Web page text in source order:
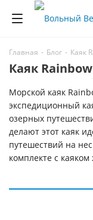
Главная - Блог - Каяк
Каяк
Морской каяк
экспедиционный
озерных
делают этот каяк
путешествий на
комплекте с